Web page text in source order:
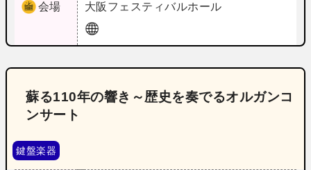
会場 大阪 フェスティバルホール
蘇る110年の響き～歴史を奏でるオルガンコ
ンサート
鍵盤楽器